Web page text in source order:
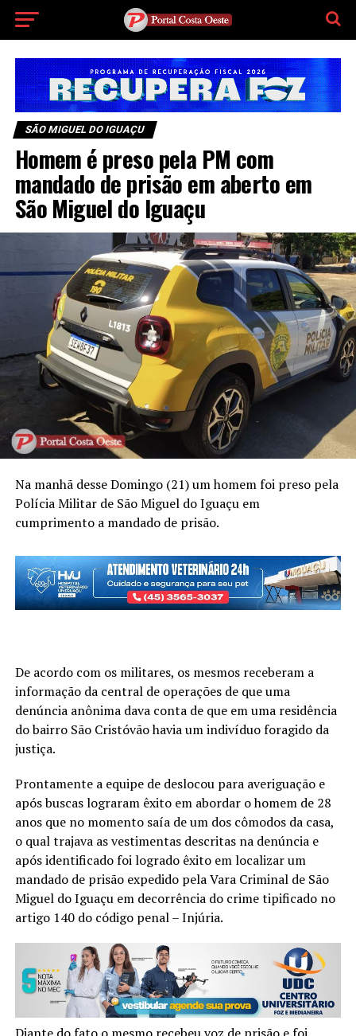
SÃO MIGUEL DO IGUAÇU
Homem é preso pela PM com
mandado de prisão em aberto em
São Miguel do Iguaçu
Na manhã desse Domingo (21) um homem foi preso pela
Polícia Militar de São Miguel do Iguaçu em
cumprimento a mandado de prisão.
De acordo com os militares, os mesmos receberam a
informação da central de operações de que uma
denúncia anônima dava conta de que em uma residência
do bairro São Cristóvão havia um indivíduo foragido da
justiça.
Prontamente a equipe de deslocou para averiguação e
após buscas lograram êxito em abordar o homem de 28
anos que no momento saía de um dos cômodos da casa,
o qual trajava as vestimentas descritas na denúncia e
após identificado foi logrado êxito em localizar um
mandado de prisão expedido pela Vara Criminal de São
Miguel do Iguaçu em decorrência do crime tipificado no
artigo 140 do código penal – Injúria.